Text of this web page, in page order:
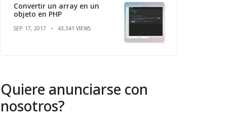
Convertir un array en un
objeto en PHP
SEP. 17, 2017 43,341 VIEWS
Quiere anunciarse con
nosotros?